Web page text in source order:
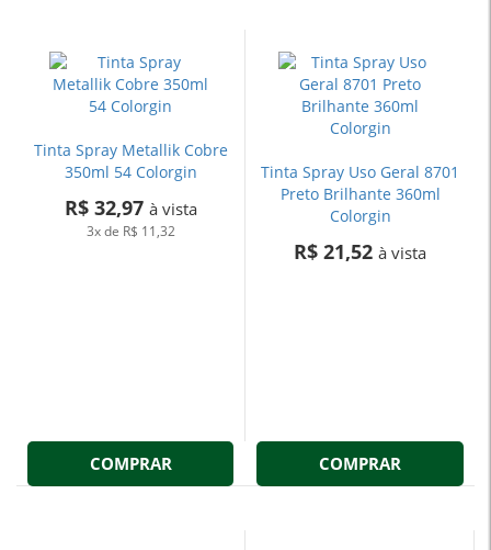
Tinta Spray Metallik Cobre
350ml 54 Colorgin
R$ 32,97 à vista
3xde R$ 11,32
COMPRAR
Tinta Spray Uso Geral 8701
Preto Brilhante 360ml
Colorgin
R$ 21,52 à vista
COMPRAR